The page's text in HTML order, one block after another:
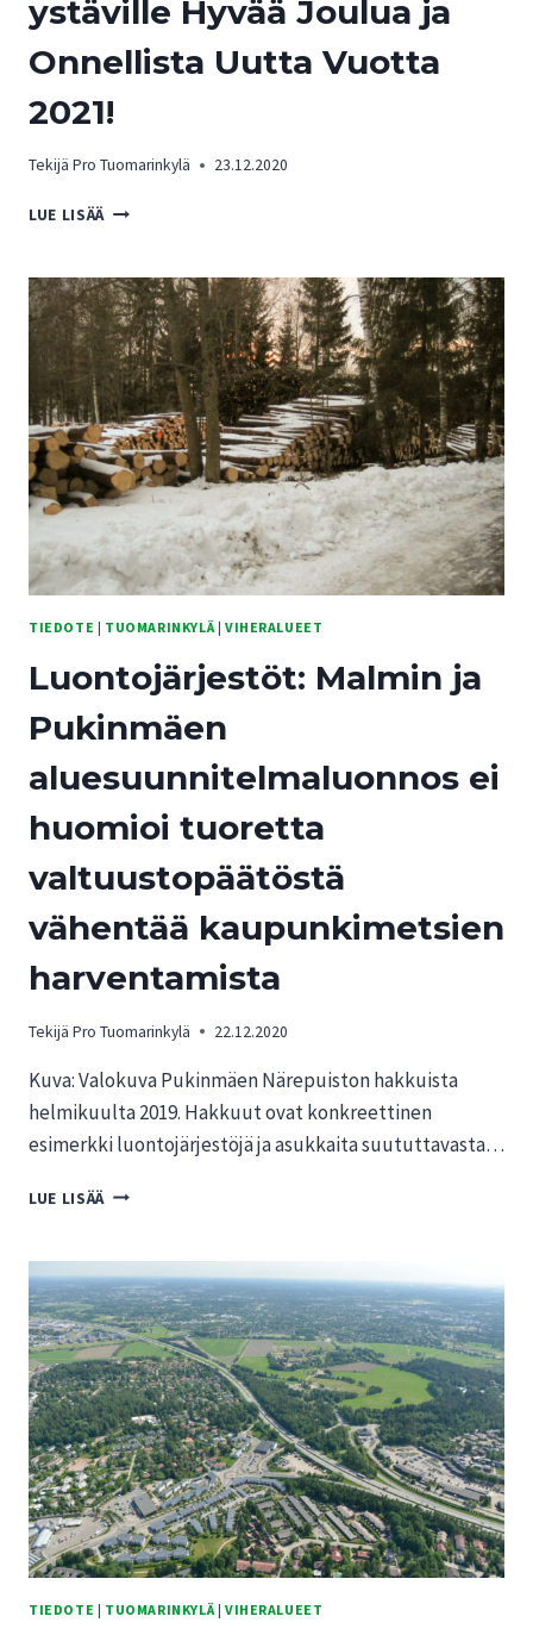
ystäville Hyvää Joulua ja
Onnellista Uutta Vuotta
2021!
Tekijä Pro Tuomarinkylä 23.12.2020
LUE LISÄÄ PRO
KAIKILLE
LUONNON
JA
ELÄINTEN
YSTÄVILLE
HYVÄÄ
JOULUA
JA
ONNELLISTA
UUTTA
VUOTTA
2021!
TIEDOTE | TUOMARINKYLÄ| VIHERALUEET
Luontojärjestöt: Malmin ja
Pukinmäen
aluesuunnitelmaluonnos ei
huomioi tuoretta
valtuustopäätöstä
vähentää kaupunkimetsien
harventamista
Tekijä Pro Tuomarinkylä 22.12.2020
Kuva: Valokuva Pukinmäen Närepuiston hakkuista
helmikuulta 2019. Hakkuut ovat konkreettinen
esimerkki luontojärjestöjä ja asukkaita suututtavasta…
LUE LISÄÄ LUONTOJÄRJESTÖT:
PUKINMÄEN
ALUESUUNNITELMALUONNOS
EI
HUOMIOI
TUORETTA
VALTUUSTOPÄÄTÖSTÄ
VÄHENTÄÄ
KAUPUNKIMETSIEN
HARVENTAMISTA
TIEDOTE | TUOMARINKYLÄ| VIHERALUEET